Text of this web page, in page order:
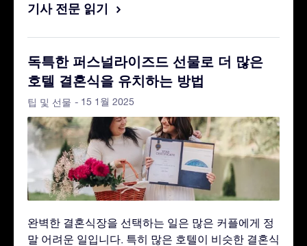
기사 전문 읽기
독특한 퍼스널라이즈드 선물로 더 많은
호텔 결혼식을 유치하는 방법
팁 및 선물 - 15 1월 2025
완벽한 결혼식장을 선택하는 일은 많은 커플에게 정
말 어려운 일입니다. 특히 많은 호텔이 비슷한 결혼식